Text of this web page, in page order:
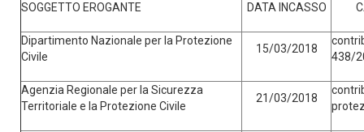
SOGGETTO EROGANTE DATA INCASSO
Dipartimento Nazionale per la Protezione
Civile
15/03/2018
438/
Agenzia Regionale per la Sicurezza
Territoriale e la Protezione Civile
21/03/2018